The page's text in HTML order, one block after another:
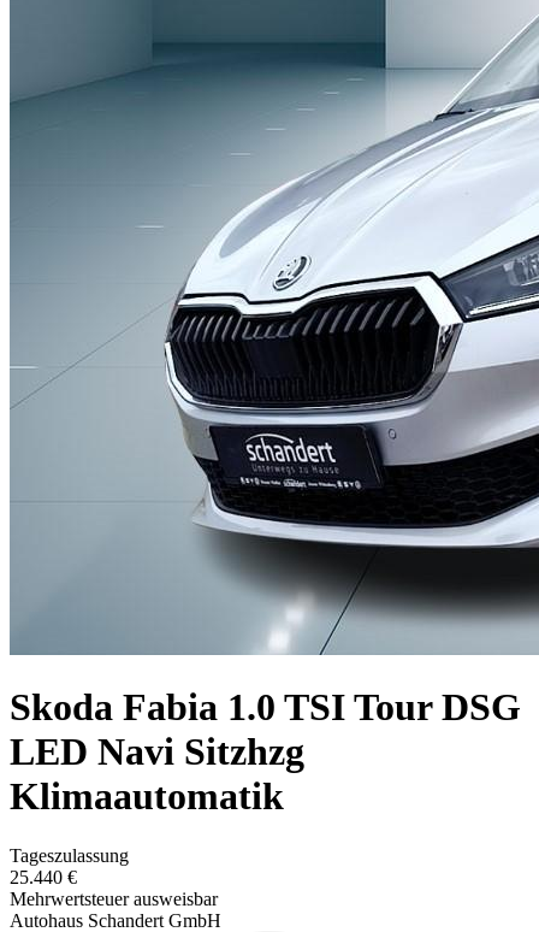
Skoda Fabia 1.0 TSI Tour DSG
LED Navi Sitzhzg
Klimaautomatik
Tageszulassung
25.440 €
Mehrwertsteuer ausweisbar
Autohaus Schandert GmbH